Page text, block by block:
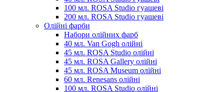
100 мл. ROSA Studio гуашеві
200 мл. ROSA Studio гуашеві
Олійні фарби
Набори олійних фарб
40 мл. Van Gogh олійні
45 мл. ROSA Studio олійні
45 мл. ROSA Gallery олійні
45 мл. ROSA Museum олійні
60 мл. Renesans олійні
100 мл. ROSA Studio олійні